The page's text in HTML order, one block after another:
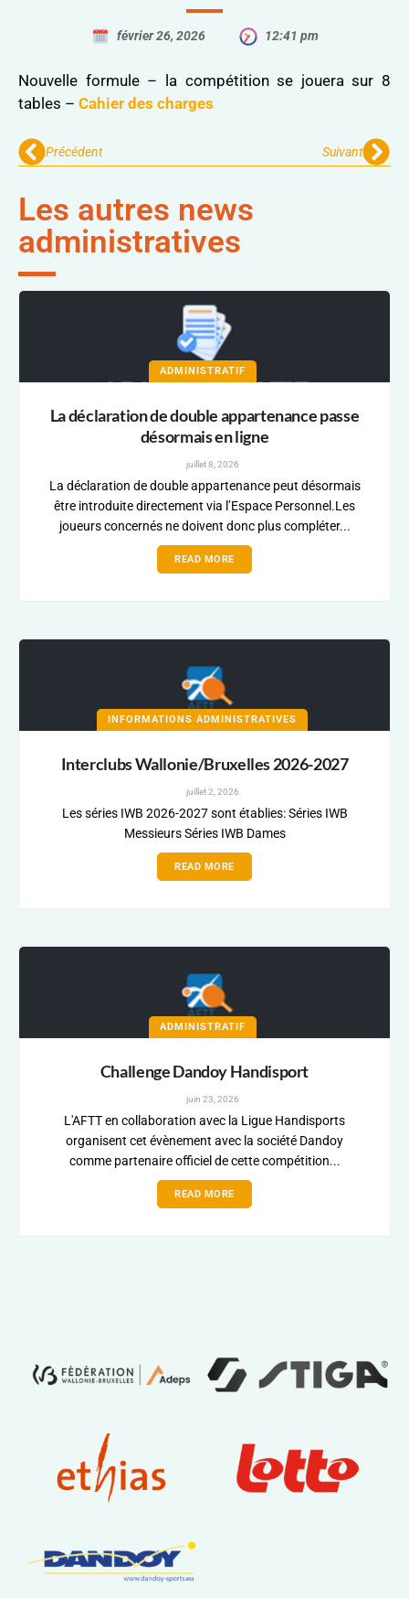
février 26, 2026 12:41 pm
Nouvelle formule – la compétition se jouera sur 8
tables – Cahier des charges
Précédent Suivant
Les autres news
administratives
ADMINISTRATIF
La déclaration de double appartenance passe
désormais en ligne
juillet 8, 2026
La déclaration de double appartenance peut désormais
être introduite directement via l’Espace Personnel.Les
joueurs concernés ne doivent donc plus compléter...
READ MORE
INFORMATIONS ADMINISTRATIVES
Interclubs Wallonie/Bruxelles 2026-2027
juillet 2, 2026
Les séries IWB 2026-2027 sont établies: Séries IWB
Messieurs Séries IWB Dames
READ MORE
ADMINISTRATIF
Challenge Dandoy Handisport
juin 23, 2026
L'AFTT en collaboration avec la Ligue Handisports
organisent cet évènement avec la société Dandoy
comme partenaire officiel de cette compétition...
READ MORE